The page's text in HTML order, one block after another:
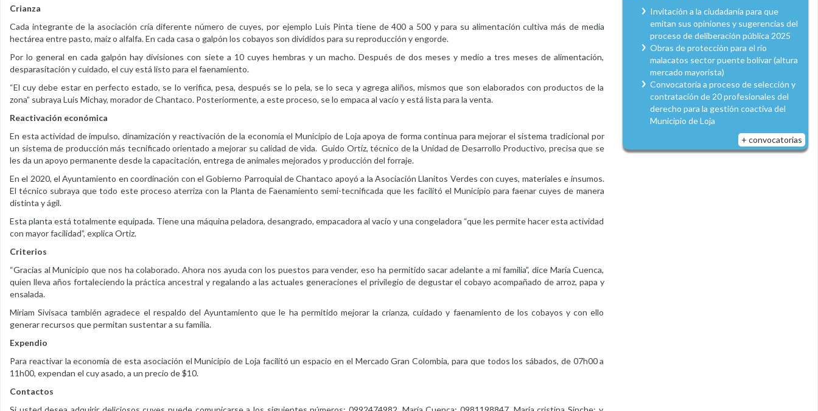
Crianza
Cada integrante de la asociación cría diferente número de cuyes, por ejemplo Luis Pinta tiene de 400 a 500 y para su alimentación cultiva más de media
hectárea entre pasto, maíz o alfalfa. En cada casa o galpón los cobayos son divididos para su reproducción y engorde.
Por lo general en cada galpón hay divisiones con siete a 10 cuyes hembras y un macho. Después de dos meses y medio a tres meses de alimentación,
desparasitación y cuidado, el cuy está listo para el faenamiento.
“El cuy debe estar en perfecto estado, se lo verifica, pesa, después se lo pela, se lo seca y agrega aliños, mismos que son elaborados con productos de la
zona” subraya Luis Michay, morador de Chantaco. Posteriormente, a este proceso, se lo empaca al vacío y está lista para la venta.
Reactivación económica
En esta actividad de impulso, dinamización y reactivación de la economía el Municipio de Loja apoya de forma continua para mejorar el sistema tradicional por
un sistema de producción más tecnificado orientado a mejorar su calidad de vida. Guido Ortíz, técnico de la Unidad de Desarrollo Productivo, precisa que se
les da un apoyo permanente desde la capacitación, entrega de animales mejorados y producción del forraje.
En el 2020, el Ayuntamiento en coordinación con el Gobierno Parroquial de Chantaco apoyó a la Asociación Llanitos Verdes con cuyes, materiales e insumos.
El técnico subraya que todo este proceso aterriza con la Planta de Faenamiento semi-tecnificada que les facilitó el Municipio para faenar cuyes de manera
distinta y ágil.
Esta planta está totalmente equipada. Tiene una máquina peladora, desangrado, empacadora al vacío y una congeladora “que les permite hacer esta actividad
con mayor facilidad”, explica Ortiz.
Criterios
“Gracias al Municipio que nos ha colaborado. Ahora nos ayuda con los puestos para vender, eso ha permitido sacar adelante a mi familia”, dice María Cuenca,
quien lleva años fortaleciendo la práctica ancestral y regalando a las actuales generaciones el privilegio de degustar el cobayo acompañado de arroz, papa y
ensalada.
Miriam Sivisaca también agradece el respaldo del Ayuntamiento que le ha permitido mejorar la crianza, cuidado y faenamiento de los cobayos y con ello
generar recursos que permitan sustentar a su familia.
Expendio
Para reactivar la economía de esta asociación el Municipio de Loja facilitó un espacio en el Mercado Gran Colombia, para que todos los sábados, de 07h00 a
11h00, expendan el cuy asado, a un precio de $10.
Contactos
Invitación a la ciudadanía para que
emitan sus opiniones y sugerencias del
proceso de deliberación pública 2025
Obras de protección para el río
malacatos sector puente bolívar (altura
mercado mayorista)
Convocatoria a proceso de selección y
contratación de 20 profesionales del
derecho para la gestión coactiva del
Municipio de Loja
+ convocatorias